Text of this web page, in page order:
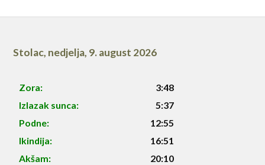
Stolac, nedjelja, 9. august 2026
Zora:
3:48
Izlazak sunca:
5:37
Podne:
12:55
Ikindija:
16:51
Akšam:
20:10